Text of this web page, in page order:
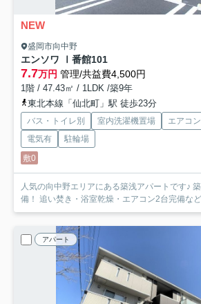
NEW
盛岡市向中野
エンソワ Ⅰ番館101
7.7万円 管理/共益費4,500円
1階 / 47.43㎡ / 1LDK /築9年
東北本線「仙北町」駅 徒歩23分
バス・トイレ別 室内洗濯機置場 エアコン
電気有
駐輪場
敷0
人気の向中野エリアにある築浅アパートです♪ 築浅ならではの充実設
アパート